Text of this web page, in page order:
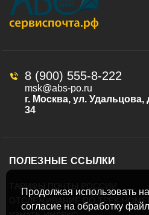
ПОЛЕЗНЫЕ ССЫЛКИ
ТАРИФЫ ПОЧТЫ РОССИИ
ОТСЛЕЖИВАНИЕ ПО ТРЕК-
8 (900) 555-8-222
msk@abs-po.ru
г. Москва, ул. Удальцова,
34
Продолжая использовать
согласие на обработку